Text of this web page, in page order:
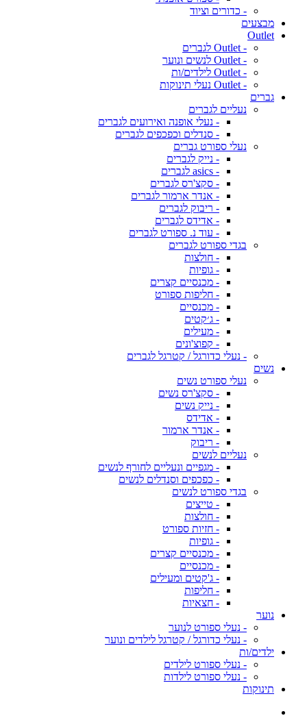
- כדורים וציוד
מבצעים
Outlet
- Outlet לגברים
- Outlet לנשים ונוער
- Outlet לילדים/ות
- Outlet נעלי תינוקות
גברים
נעליים לגברים
- נעלי אופנה ואירועים לגברים
- סנדלים וכפכפים לגברים
נעלי ספורט גברים
- נייק לגברים
- asics לגברים
- סקצ'רס לגברים
- אנדר ארמור לגברים
- ריבוק לגברים
- אדידס לגברים
- עוד נ. ספורט לגברים
בגדי ספורט לגברים
- חולצות
- גופיות
- מכנסיים קצרים
- חליפות ספורט
- מכנסיים
- ג׳קטים
- מעילים
- קפוצ'ונים
- נעלי כדורגל / קטרגל לגברים
נשים
נעלי ספורט נשים
- סקצ'רס נשים
- נייק נשים
- אדידס
- אנדר ארמור
- ריבוק
נעליים לנשים
- מגפיים ונעליים לחורף לנשים
- כפכפים וסנדלים לנשים
בגדי ספורט לנשים
- טייצים
- חולצות
- חזיות ספורט
- גופיות
- מכנסיים קצרים
- מכנסיים
- ג'קטים ומעילים
- חליפות
- חצאיות
נוער
- נעלי ספורט לנוער
- נעלי כדורגל / קטרגל לילדים ונוער
ילדים/ות
- נעלי ספורט לילדים
- נעלי ספורט לילדות
תינוקות